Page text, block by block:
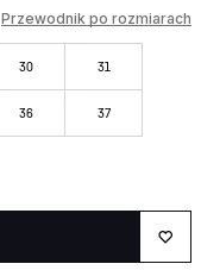
Przewodnik po rozmiarach
30 31
36 37